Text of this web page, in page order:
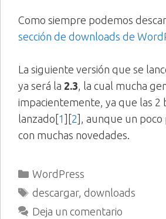
Como siempre podemos
sección de downloads de
La siguiente versión que se
ya será la 2.3, la cual mucha
impacientemente, ya que las 2
lanzado[1 ][2], aunque un poco
con muchas novedades.
Categorías
WordPress
Etiquetas
descargar, downloads
Deja un comentario